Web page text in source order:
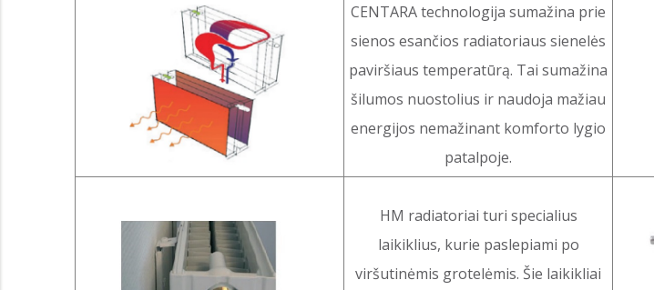
CENTARA technologija sumažina prie
sienos esančios radiatoriaus sienelės
paviršiaus temperatūrą. Tai sumažina
šilumos nuostolius ir naudoja mažiau
energijos nemažinant komforto lygio
patalpoje.
HM radiatoriai turi specialius
laikiklius, kurie paslepiami po
viršutinėmis grotelėmis. Šie laikikliai